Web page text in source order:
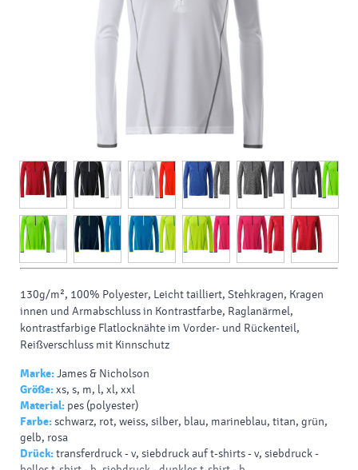
130g/m², 100% Polyester, Leicht tailliert, Stehkragen, Kragen
innen und Armabschluss in Kontrastfarbe, Raglanärmel,
kontrastfarbige Flatlocknähte im Vorder- und Rückenteil,
Reißverschluss mit Kinnschutz
Marke:James & Nicholson
Größe:xs, s, m, l, xl, xxl
Material: pes (polyester)
Farbe:schwarz, rot, weiss, silber, blau, marineblau, titan, grün,
gelb, rosa
Drück:transferdruck - v, siebdruck auf t-shirts - v, siebdruck -